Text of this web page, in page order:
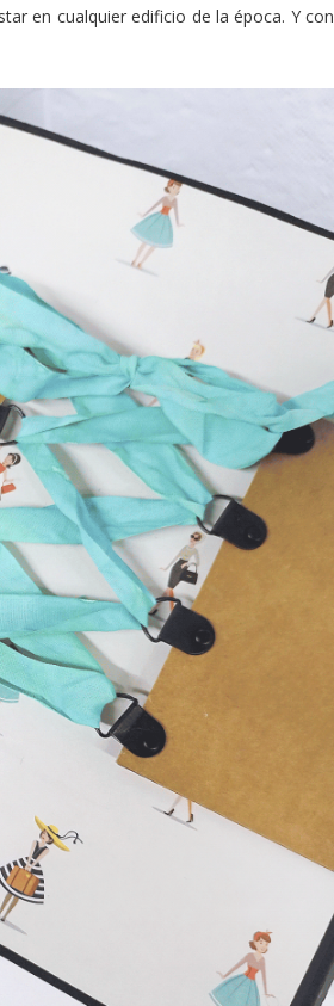
en cualquier edificio de la época. Y con